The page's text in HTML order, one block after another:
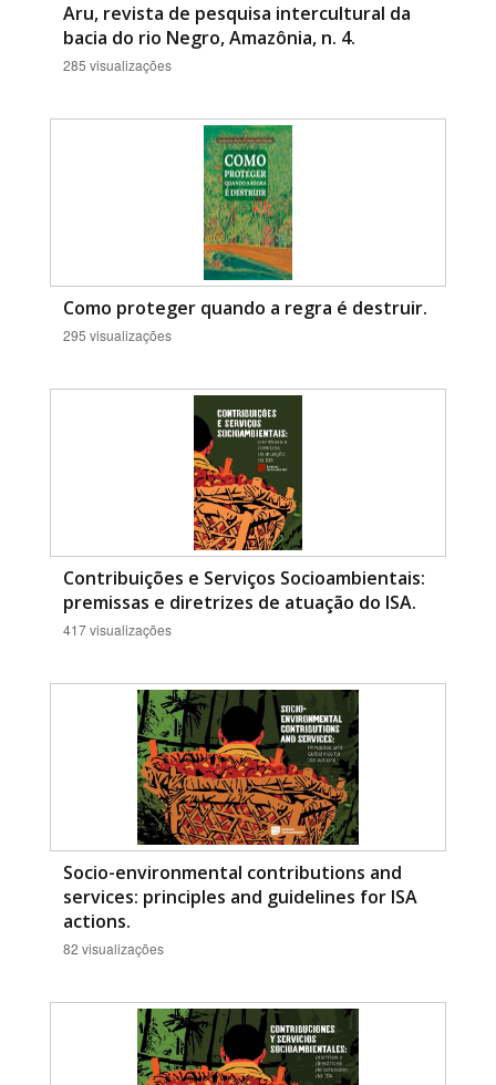
Aru, revista de pesquisa intercultural da
bacia do rio Negro, Amazônia, n. 4.
285 visualizações
Como proteger quando a regra é destruir.
295 visualizações
Contribuições e Serviços Socioambientais:
premissas e diretrizes de atuação do ISA.
417 visualizações
Socio-environmental contributions and
services: principles and guidelines for ISA
actions.
82 visualizações